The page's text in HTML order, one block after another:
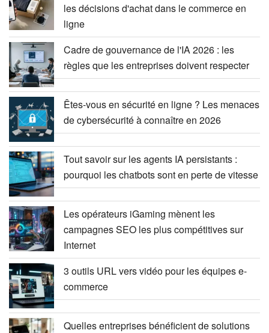
les décisions d'achat dans le commerce en
ligne
Cadre de gouvernance de l'IA 2026 : les
règles que les entreprises doivent respecter
Êtes-vous en sécurité en ligne ? Les menaces
de cybersécurité à connaître en 2026
Tout savoir sur les agents IA persistants :
pourquoi les chatbots sont en perte de vitesse
Les opérateurs iGaming mènent les
campagnes SEO les plus compétitives sur
Internet
3 outils URL vers vidéo pour les équipes e-
commerce
Quelles entreprises bénéficient de solutions